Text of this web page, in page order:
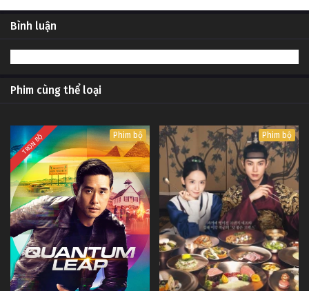
Bình luận
Phim cùng thể loại
TRỌN BỘ Phim bộ Phim bộ